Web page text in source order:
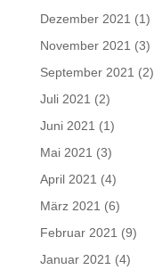
Dezember 2021 (1)
November 2021 (3)
September 2021 (2)
Juli 2021 (2)
Juni 2021 (1)
Mai 2021 (3)
April 2021 (4)
März 2021 (6)
Februar 2021 (9)
Januar 2021 (4)